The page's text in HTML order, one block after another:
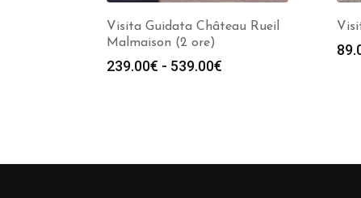
Visita Guidata Château Rueil
Malmaison (2 ore)
239.00€ - 539.00€